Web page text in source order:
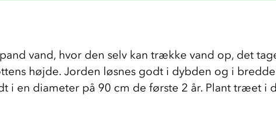
vand, hvor den selv kan trække vand op, det
højde. Jorden løsnes godt i dybden og i
i en diameter på 90 cm de første 2 år. Plant træet i